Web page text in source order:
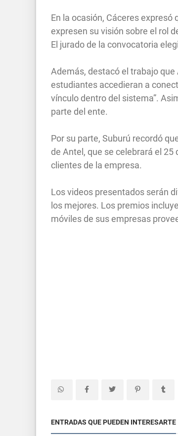
En la ocasión, Cáceres
expresen su visión sobre el rol
El jurado de la convocatoria
Además, destacó el trabajo
estudiantes accedieran a
vínculo dentro del sistema”.
parte del ente.
Por su parte, Suburú recordó
de Antel, que se celebrará el
clientes de la empresa.
Los videos presentados serán
los mejores. Los premios
móviles de sus empresas
ENTRADAS QUE PUEDEN INTERESARTE